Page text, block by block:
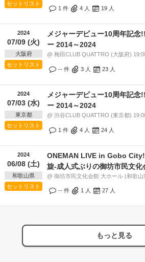
セットリスト
1 件 4 人 19 人
2024
07/09 (火)
大阪府
セットリスト
メジャーデビュー10周年記
ー 2014～2024
@ 梅田CLUB QUATTRO (大阪府)
-- 件 3 人 23 人
2024
07/03 (水)
東京都
セットリスト
メジャーデビュー10周年記
ー 2014～2024
@ 渋谷CLUB QUATTRO (東京都)
1 件 4 人 24 人
2024
06/08 (土)
和歌山県
セットリスト
ONEMAN LIVE in Gobo
旋-成⼈式ぶりの御坊市⺠⽂化
周年特別記念事業～
@ 御坊市民文化会館 大ホール (和歌山
-- 件 1 人 27 人
もっと見る